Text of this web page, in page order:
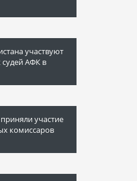
участвуют
судей АФК в
участие
комиссаров